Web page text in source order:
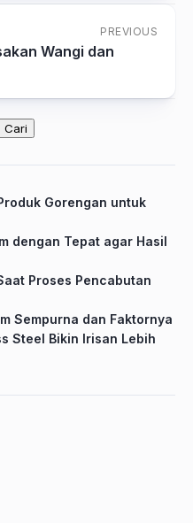
PREVIOUS
Wangi dan
Cari
Gorengan untuk
dengan Tepat agar Hasil
Proses Pencabutan
Sempurna dan Faktornya
Steel Bikin Irisan Lebih